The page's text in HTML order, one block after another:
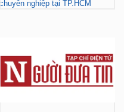
chuyên nghiệp tại TP.HCM